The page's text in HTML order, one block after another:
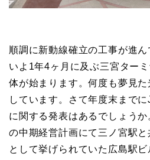
順調に新動線確立の工事が進
いよ1年4ヶ月に及ぶ三宮ター
体が始まります。何度も夢見
しています。さて年度末まで
に関する発表はあるでしょう
の中期経営計画にて三ノ宮駅と
として挙げられていた広島駅ビ